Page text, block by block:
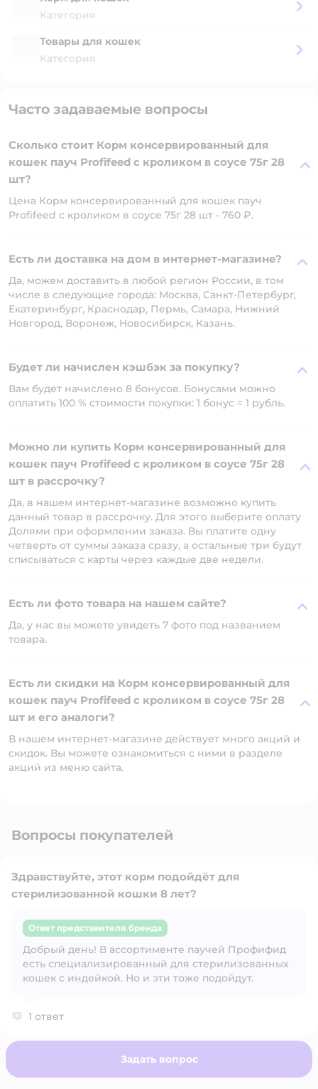
Категория
Товары для кошек
Категория
Часто задаваемые вопросы
Сколько стоит Корм консервированный для
кошек пауч Profifeed с кроликом в соусе 75г 28
шт?
Цена Корм консервированный для кошек пауч
Profifeed с кроликом в соусе 75г 28 шт - 760 ₽.
Есть ли доставка на дом в интернет-магазине?
Да, можем доставить в любой регион России, в том
числе в следующие города: Москва, Санкт-Петербург,
Екатеринбург, Краснодар, Пермь, Самара, Нижний
Новгород, Воронеж, Новосибирск, Казань.
Будет ли начислен кэшбэк за покупку?
Вам будет начислено 8 бонусов. Бонусами можно
оплатить 100 % стоимости покупки: 1 бонус = 1 рубль.
Можно ли купить Корм консервированный для
кошек пауч Profifeed с кроликом в соусе 75г 28
шт в рассрочку?
Да, в нашем интернет-магазине возможно купить
данный товар в рассрочку. Для этого выберите оплату
Долями при оформлении заказа. Вы платите одну
четверть от суммы заказа сразу, а остальные три будут
списываться с карты через каждые две недели.
Есть ли фото товара на нашем сайте?
Да, у нас вы можете увидеть 7 фото под названием
товара.
Есть ли скидки на Корм консервированный для
кошек пауч Profifeed с кроликом в соусе 75г 28
шт и его аналоги?
В нашем интернет-магазине действует много акций и
скидок. Вы можете ознакомиться с ними в разделе
акций из меню сайта.
Вопросы покупателей
Открыть вопрос
Здравствуйте, этот корм подойдёт для
стерилизованной кошки 8 лет?
Ответ представителя бренда
Добрый день! В ассортименте паучей Профифид
есть специализированный для стерилизованных
кошек с индейкой. Но и эти тоже подойдут.
1 ответ
Задать вопрос